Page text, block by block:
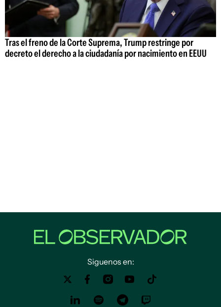
Tras el freno de la Corte Suprema, Trump restringe por
decreto el derecho a la ciudadanía por nacimiento en EEUU
Siguenos en: